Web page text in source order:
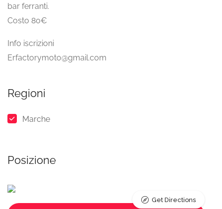
bar ferranti.
Costo 80€
Info iscrizioni
Erfactorymoto@gmail.com
Regioni
Marche
Posizione
Get Directions